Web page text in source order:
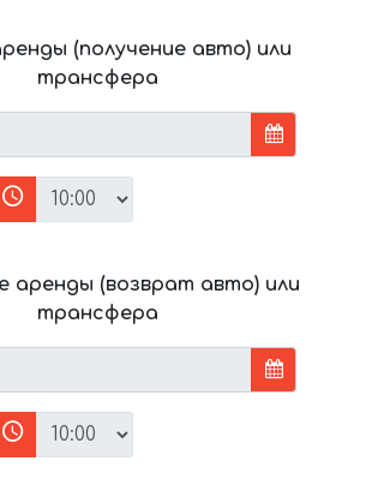
(получение авто) или
трансфера
аренды (возврат авто) или
трансфера